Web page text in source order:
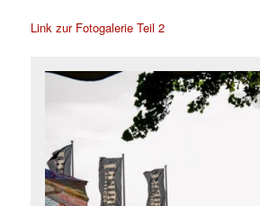
Link zur Fotogalerie Teil 2